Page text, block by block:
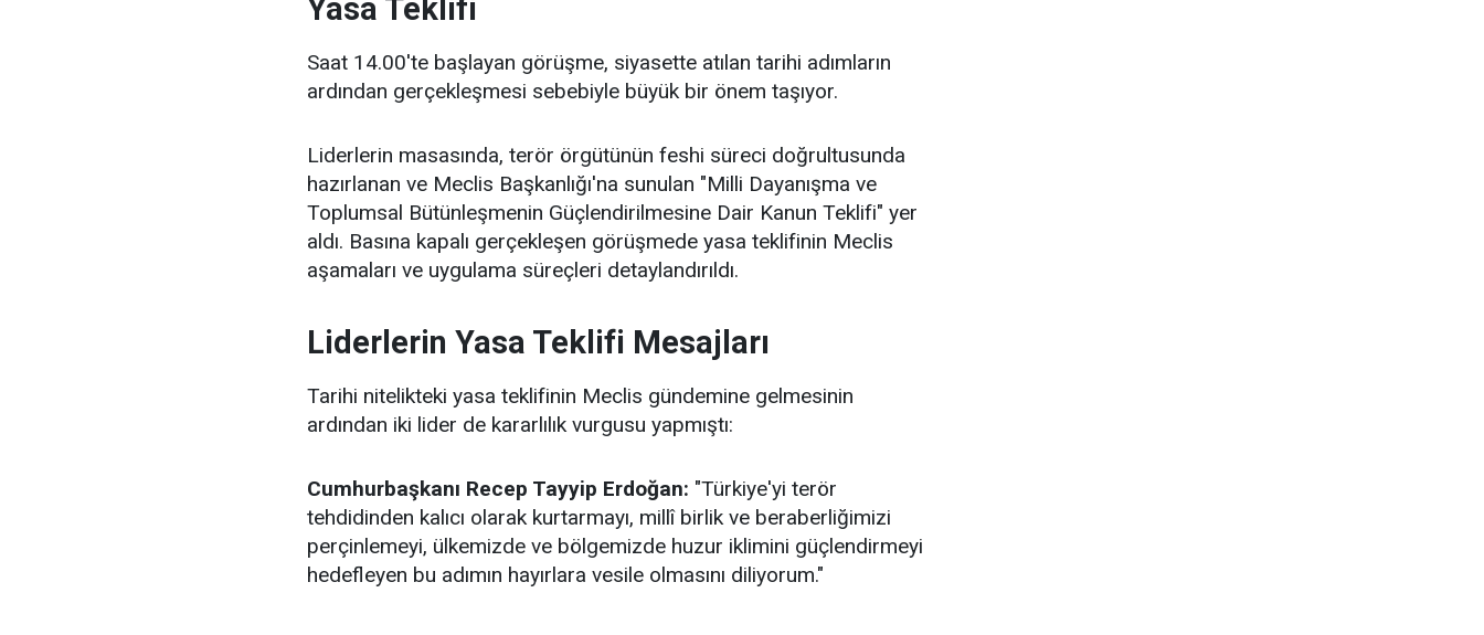
Yasa Teklifi
Saat 14.00'te başlayan görüşme, siyasette atılan tarihi adımların
ardından gerçekleşmesi sebebiyle büyük bir önem taşıyor.
Liderlerin masasında, terör örgütünün feshi süreci doğrultusunda
hazırlanan ve Meclis Başkanlığı'na sunulan "Milli Dayanışma ve
Toplumsal Bütünleşmenin Güçlendirilmesine Dair Kanun Teklifi" yer
aldı. Basına kapalı gerçekleşen görüşmede yasa teklifinin Meclis
aşamaları ve uygulama süreçleri detaylandırıldı.
Liderlerin Yasa Teklifi Mesajları
Tarihi nitelikteki yasa teklifinin Meclis gündemine gelmesinin
ardından iki lider de kararlılık vurgusu yapmıştı:
Cumhurbaşkanı Recep Tayyip Erdoğan: "Türkiye'yi terör
tehdidinden kalıcı olarak kurtarmayı, millî birlik ve beraberliğimizi
perçinlemeyi, ülkemizde ve bölgemizde huzur iklimini güçlendirmeyi
hedefleyen bu adımın hayırlara vesile olmasını diliyorum."